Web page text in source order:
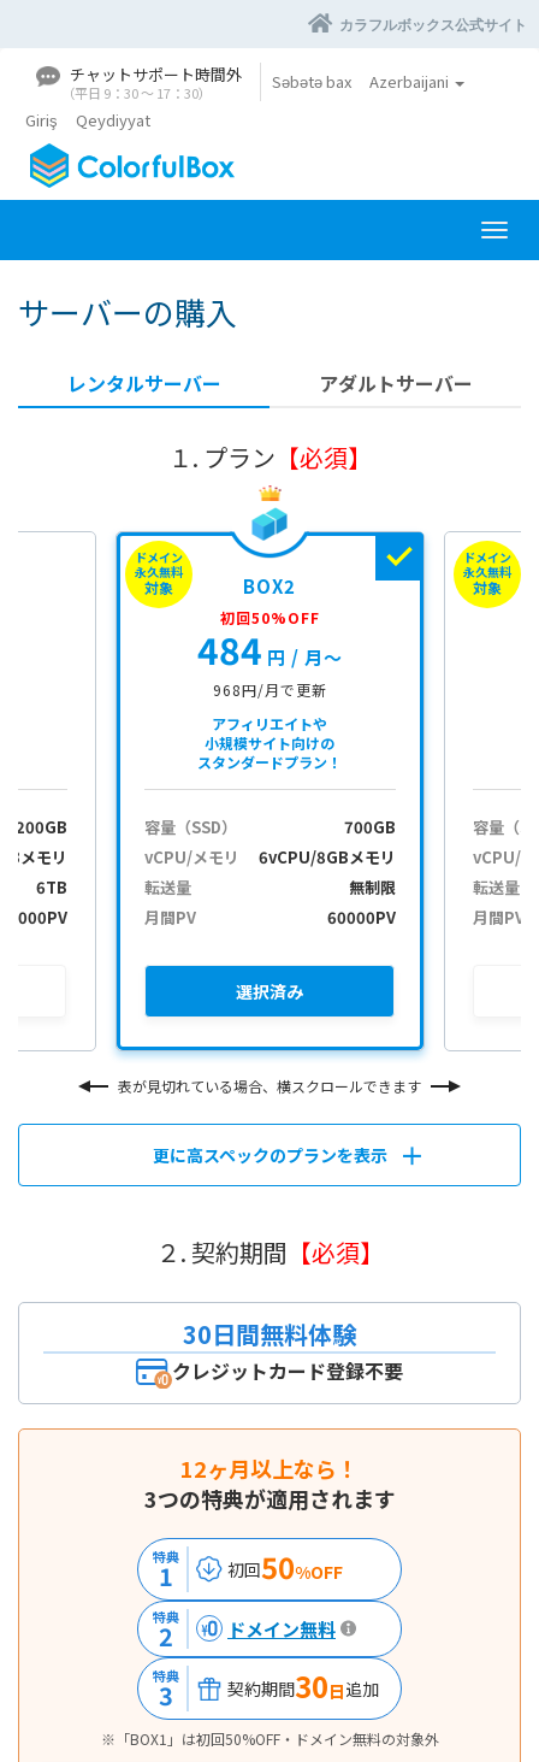
カラフルボックス公式サイト
チャットサポート時間外
（平日 9：30 〜 17：30）
Səbətə bax
Azerbaijani
Giriş
Qeydiyyat
N
a
k
e
ç
i
サーバーの購入
レンタルサーバー アダルトサーバー
１. プラン 【必須】
200GB
メモリ
6TB
ドメイン
永久無料
対象 BOX2
初回50%OFF
484 円 / 月〜
968円/月で更新
アフィリエイトや
小規模サイト向けの
スタンダードプラン！
容量（SSD）
700GB
vCPU/メモリ
6vCPU/8GBメモリ
転送量
無制限
月間PV
60000PV
選択済み
ドメイン
永久無料
対象
容量（
vCPU/
転送量
月間PV
表が見切れている場合、横スクロールできます
更に高スペックのプランを表示
２. 契約期間 【必須】
30日間無料体験
クレジットカード登録不要
12ヶ月以上なら！
3つの特典が適用されます
特典
1 初回50%OFF
特典
2 ドメイン無料
特典
3 契約期間30日追加
※「BOX1」は初回50%OFF・ドメイン無料の対象外